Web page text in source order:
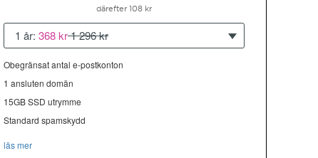
därefter 108 kr
1 år: 368 kr1 296 kr
Obegränsat antal e-postkonton
1 ansluten domän
15GB SSD utrymme
Standard spamskydd
läs mer